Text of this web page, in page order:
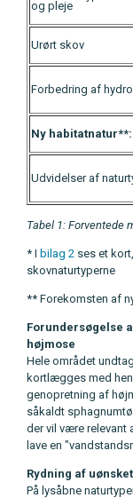
og pleje
Urørt skov
Forbedring af
Ny habitatnatur**:
Udvidelser af
Tabel 1: Forventede
* I bilag 2 ses et
skovnaturtyperne
** Forekomsten af
Forundersøgelse
højmose
Hele området
kortlægges med
genopretning af
såkaldt
der vil være
lave en
Rydning af
På lysåbne